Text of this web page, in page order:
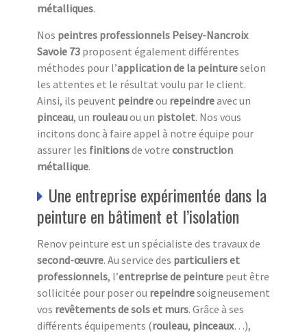
métalliques.
Nos peintres professionnels Peisey-Nancroix
Savoie 73 proposent également différentes
méthodes pour l’application de la peintureselon
les attentes et le résultat voulu par le client.
Ainsi, ils peuvent peindreou repeindreavec un
pinceau, un rouleauou un pistolet. Nos vous
incitons donc à faire appel à notre équipe pour
assurer les finitionsde votre construction
métallique.
Une entreprise expérimentée dans la
peinture en bâtiment et l’isolation
Renov peinture est un spécialiste des travaux de
second-œuvre. Au service des particuliers et
professionnels, l’entreprise de peinture peut être
sollicitée pour poser ou repeindresoigneusement
vos revêtements de sols et murs. Grâce à ses
différents équipements (rouleau, pinceaux…),